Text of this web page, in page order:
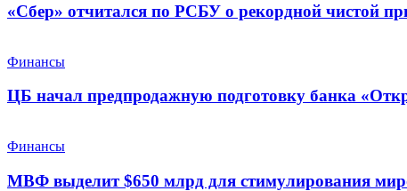
«Сбер» отчитался по РСБУ о рекордной чистой
Финансы
ЦБ начал предпродажную подготовку банка
Финансы
МВФ выделит $650 млрд для стимулирования